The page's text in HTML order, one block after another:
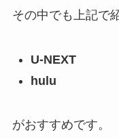
その中でも上記で
U-NEXT
hulu
がおすすめです。